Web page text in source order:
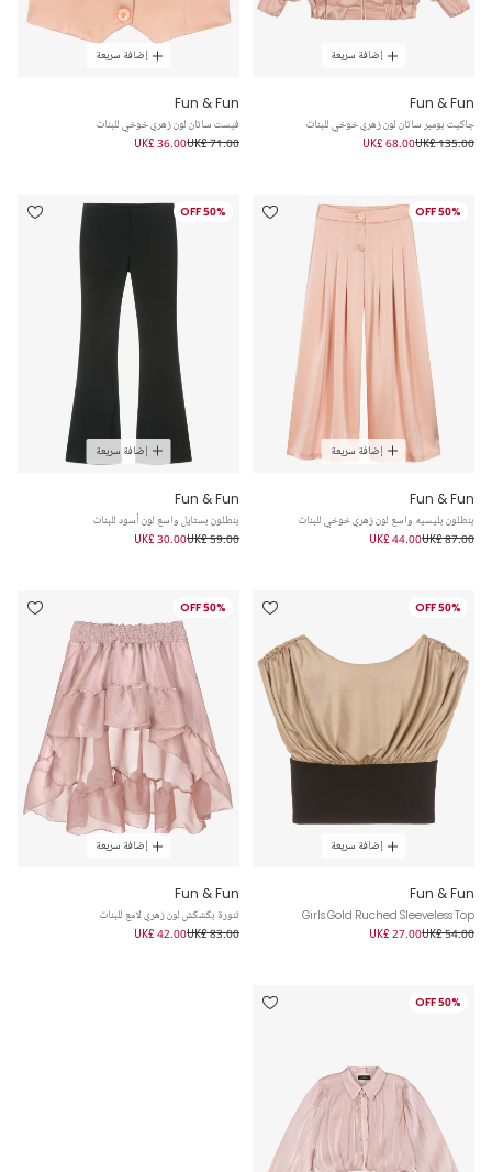
إضافة سريعة
Fun & Fun
جاكيت بومبر ساتان لون زهري خوخي للبنات
UK£ 135.00
UK£ 68.00
إضافة سريعة
Fun & Fun
فيست ساتان لون زهري خوخي للبنات
UK£ 71.00
UK£ 36.00
50% OFF
إضافة سريعة
Fun & Fun
بنطلون بليسيه واسع لون زهري خوخي للبنات
UK£ 87.00
UK£ 44.00
50% OFF
إضافة سريعة
Fun & Fun
بنطلون بستايل واسع لون أسود للبنات
UK£ 59.00
UK£ 30.00
50% OFF
إضافة سريعة
Fun & Fun
Girls Gold Ruched Sleeveless Top
UK£ 54.00
UK£ 27.00
50% OFF
إضافة سريعة
Fun & Fun
تنورة بكشكش لون زهري لامع للبنات
UK£ 83.00
UK£ 42.00
50% OFF